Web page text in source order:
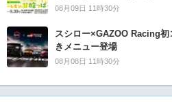
08月09日 11時30分
スシロー×GAZOO Racing
きメニュー登場
08月08日 11時30分